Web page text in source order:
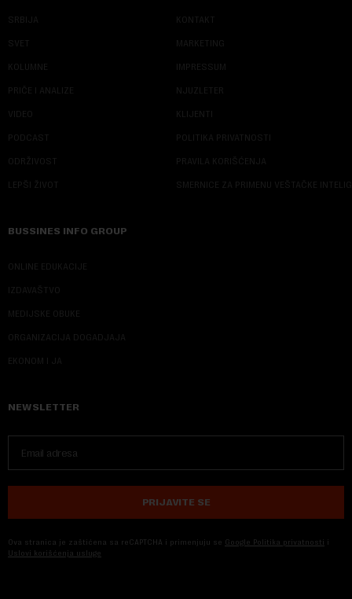
SRBIJA
SVET
KOLUMNE
PRIČE I ANALIZE
VIDEO
PODCAST
ODRŽIVOST
LEPŠI ŽIVOT
KONTAKT
MARKETING
IMPRESSUM
NJUZLETER
KLIJENTI
POLITIKA PRIVATNOSTI
PRAVILA KORIŠĆENJA
SMERNICE ZA PRIMENU VEŠTAČKE
BUSSINES INFO GROUP
ONLINE EDUKACIJE
IZDAVAŠTVO
MEDIJSKE OBUKE
ORGANIZACIJA DOGADJAJA
EKONOM I JA
NEWSLETTER
PRIJAVITE SE
Ova stranica je zaštićena sa reCAPTCHA i primenjuju se Google Politika privatnosti i
Uslovi korišćenja usluge